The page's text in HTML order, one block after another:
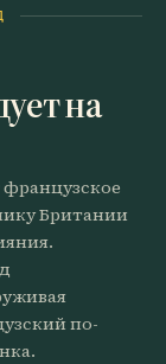
на
Британии
по-